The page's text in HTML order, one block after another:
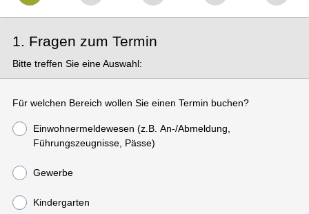
1. Fragen zum Termin
Bitte treffen Sie eine Auswahl:
Für welchen Bereich wollen Sie einen Termin buchen?
Einwohnermeldewesen (z.B. An-/Abmeldung,
Führungszeugnisse, Pässe)
Gewerbe
Kindergarten